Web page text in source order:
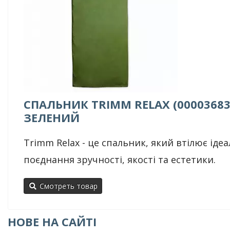
СПАЛЬНИК TRIMM RELAX
ЗЕЛЕНИЙ
Trimm Relax - це спальник, який втілює
поєднання зручності, якості та естетики.
Смотреть товар
НОВЕ НА САЙТІ